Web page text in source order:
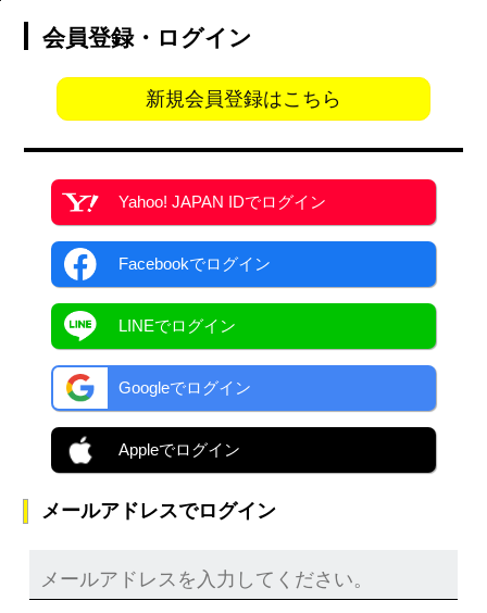
会員登録・ログイン
新規会員登録はこちら
Yahoo! JAPAN IDでログイン
Facebookでログイン
LINEでログイン
Googleでログイン
Appleでログイン
メールアドレスでログイン